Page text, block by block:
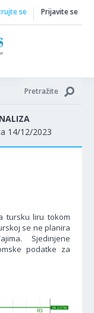
se Prijavite se
Pretražite
14/12/2023
tursku liru tokom
se ne planira
Sjedinjene
podatke za